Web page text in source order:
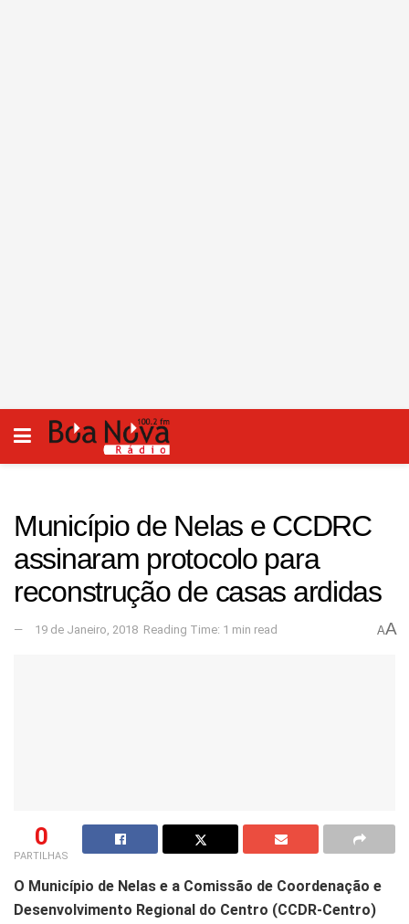
Município de Nelas e CCDRC
assinaram protocolo para
reconstrução de casas ardidas
19 de Janeiro, 2018 Reading Time: 1 min read AA
0
PARTILHAS
O Município de Nelas e a Comissão de Coordenação e
Desenvolvimento Regional do Centro (CCDR-Centro)